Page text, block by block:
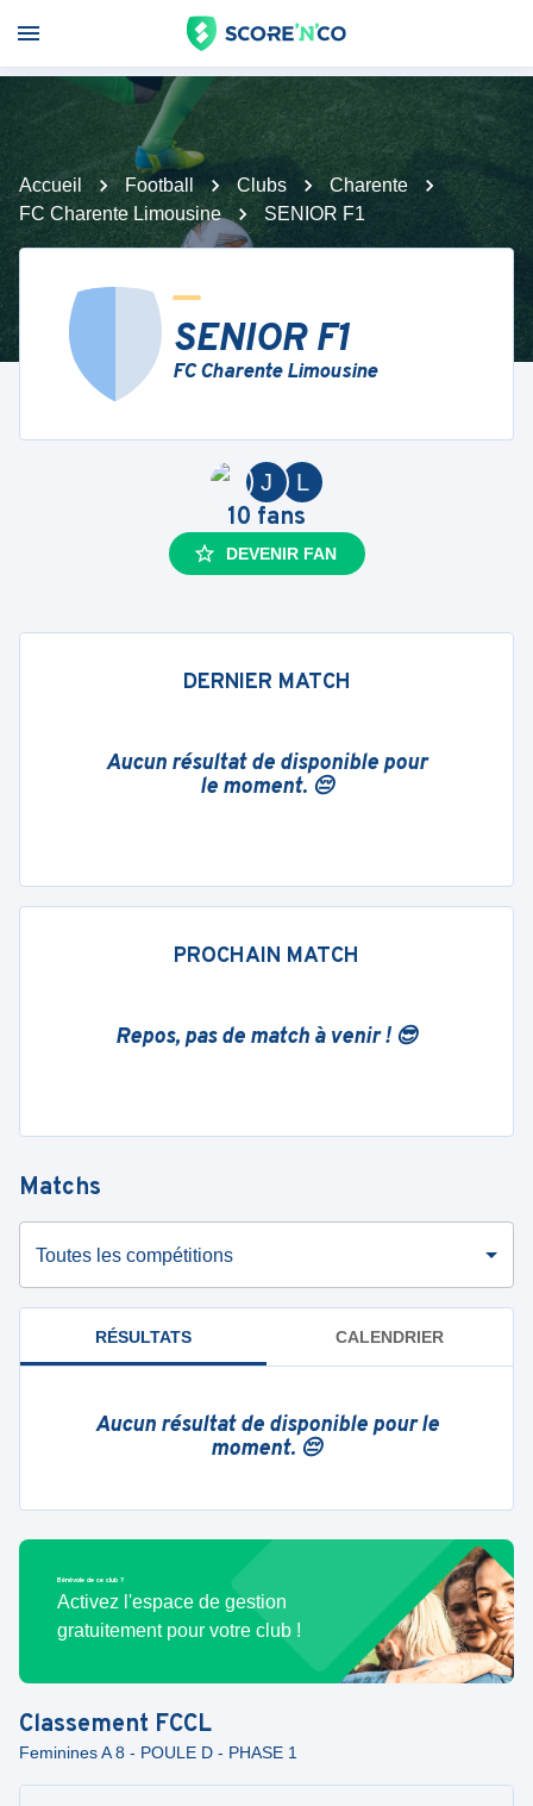
Accueil Football Clubs
Charente
FC Charente Limousine
SENIOR F1
SENIOR F1
FC Charente Limousine
L
J
10 fans
DEVENIR FAN
DERNIER MATCH
Aucun résultat de disponible pour
le moment. 😔
PROCHAIN MATCH
Repos, pas de match à venir ! 😎
Matchs
Toutes les compétitions
RÉSULTATS CALENDRIER
Aucun résultat de disponible pour le
moment. 😔
Bénévole de ce club ?
Activez l'espace de gestion
gratuitement pour votre club !
Classement FCCL
Feminines A 8 - POULE D - PHASE 1